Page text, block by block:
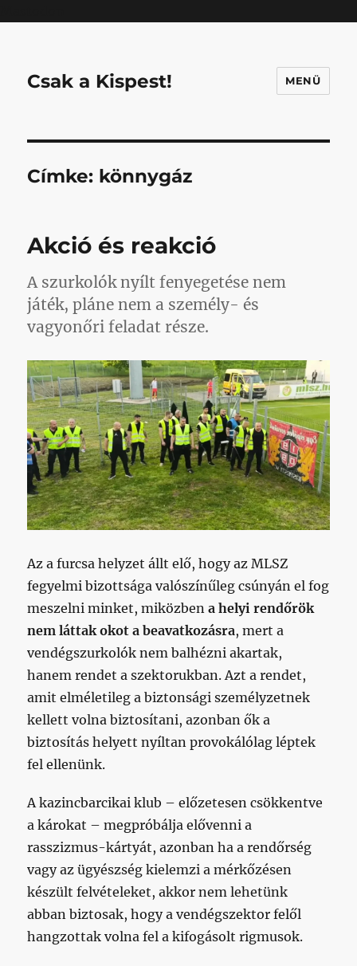
Csak a Kispest! MENÜ
Címke: könnygáz
Akció és reakció
A szurkolók nyílt fenyegetése nem
játék, pláne nem a személy- és
vagyonőri feladat része.
Az a furcsa helyzet állt elő, hogy az MLSZ
fegyelmi bizottsága valószínűleg csúnyán el fog
meszelni minket, miközbena helyi rendőrök
nem láttak okot a beavatkozásra, mert a
vendégszurkolók nem balhézni akartak,
hanem rendet a szektorukban. Azt a rendet,
amit elméletileg a biztonsági személyzetnek
kellett volna biztosítani, azonban ők a
biztosítás helyett nyíltan provokálólag léptek
fel ellenünk.
A kazincbarcikai klub – előzetesen csökkentve
a károkat – megpróbálja elővenni a
rasszizmus-kártyát, azonban ha a rendőrség
vagy az ügyészség kielemzi a mérkőzésen
készült felvételeket, akkor nem lehetünk
abban biztosak, hogy a vendégszektor felől
hangzottak volna fel a kifogásolt rigmusok.